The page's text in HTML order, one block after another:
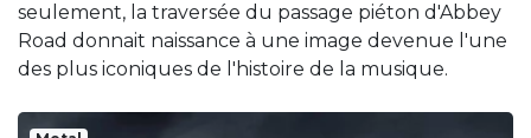
seulement, la traversée du passage piéton d'Abbey
Road donnait naissance à une image devenue l'une
des plus iconiques de l'histoire de la musique.